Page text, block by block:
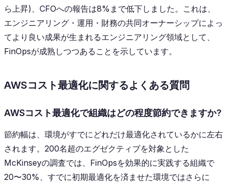
ら上昇)、CFOへの報告は8%まで低下しました。これは、
エンジニアリング・運用・財務の共同オーナーシップによっ
てより良い成果が生まれるエンジニアリング領域として、
FinOpsが成熟しつつあることを示しています。
AWSコスト最適化に関するよくある質問
AWSコスト最適化で組織はどの程度節約できますか?
節約幅は、環境がすでにどれだけ最適化されているかに左右
されます。200名超のエグゼクティブを対象とした
McKinseyの調査では、FinOpsを効果的に実践する組織で
20〜30%、すでに初期最適化を済ませた環境ではさらに